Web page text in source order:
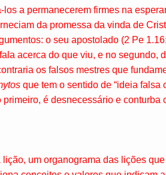
a permanecerem firmes na
da promessa da vinda de
o seu apostolado (2 Pe
acerca do que viu, e no segundo,
os falsos mestres que
que tem o sentido de “ideia falsa
é desnecessário e conturba
um organograma das lições